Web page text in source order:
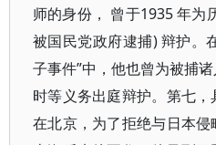
师的身份， 曾于1935 年为
被国民党政府逮捕) 辩护。
子事件”中，他也曾为被捕
时等义务出庭辩护。第七
在北京，为了拒绝与日本侵